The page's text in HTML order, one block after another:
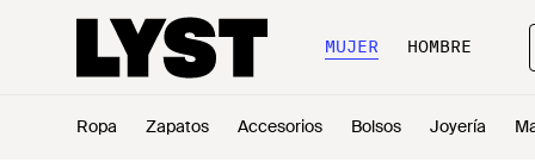
MUJER HOMBRE
Ropa Zapatos Accesorios Bolsos Joyería